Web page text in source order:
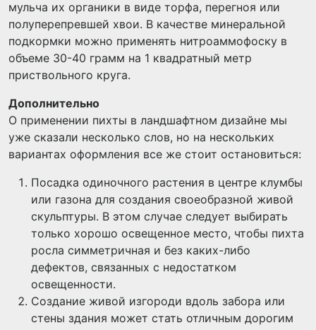
мульча их органики в виде торфа, перегноя или
полуперепревшей хвои. В качестве минеральной
подкормки можно применять нитроаммофоску в
объеме 30-40 грамм на 1 квадратный метр
приствольного круга.
Дополнительно
О применении пихты в ландшафтном дизайне мы
уже сказали несколько слов, но на нескольких
вариантах оформления все же стоит остановиться:
Посадка одиночного растения в центре клумбы
или газона для создания своеобразной живой
скульптуры. В этом случае следует выбирать
только хорошо освещенное место, чтобы пихта
росла симметричная и без каких-либо
дефектов, связанных с недостатком
освещенности.
Создание живой изгороди вдоль забора или
стены здания может стать отличным дорогим